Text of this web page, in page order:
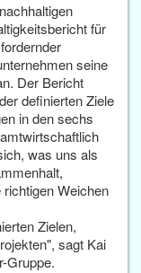
für
seine
Der Bericht
definierten Ziele
in den sechs
was uns als
Weichen
Zielen,
sagt Kai
Gruppe.